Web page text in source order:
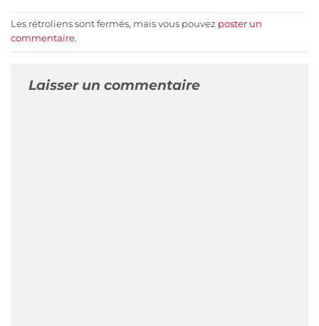
Les rétroliens sont fermés, mais vous pouvez poster un
commentaire.
Laisser un commentaire